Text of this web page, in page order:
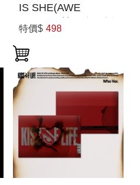
IS SHE(AWE
VER.)」(韓國進口版)
特價$ 498